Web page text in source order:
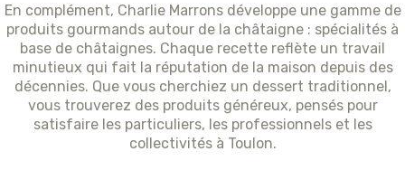
En complément, Charlie Marrons développe une gamme de
produits gourmands autour de la châtaigne : spécialités à
base de châtaignes. Chaque recette reflète un travail
minutieux qui fait la réputation de la maison depuis des
décennies. Que vous cherchiez un dessert traditionnel,
vous trouverez des produits généreux, pensés pour
satisfaire les particuliers, les professionnels et les
collectivités à Toulon.